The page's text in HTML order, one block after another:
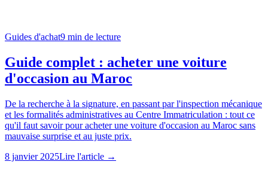
Guides d'achat9 min de lecture
Guide complet : acheter une voiture
d'occasion au Maroc
De la recherche à la signature, en passant par l'inspection mécanique
et les formalités administratives au Centre Immatriculation : tout ce
qu'il faut savoir pour acheter une voiture d'occasion au Maroc sans
mauvaise surprise et au juste prix.
8 janvier 2025Lire l'article →